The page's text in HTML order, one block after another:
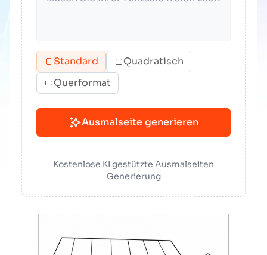
Standard
Quadratisch
Querformat
Ausmalseite generieren
Kostenlose KI gestützte Ausmalseiten
Generierung